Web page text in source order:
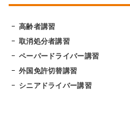
高齢者講習
取消処分者講習
ペーパードライバー講習
外国免許切替講習
シニアドライバー講習